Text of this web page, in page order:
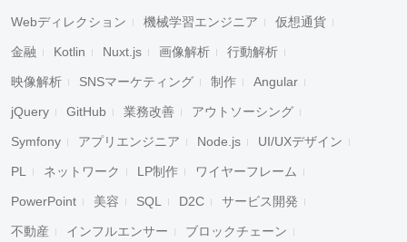
Webディレクション 機械学習エンジニア 仮想通貨
金融 Kotlin Nuxt.js 画像解析 行動解析
映像解析 SNSマーケティング 制作 Angular
jQuery GitHub 業務改善 アウトソーシング
Symfony アプリエンジニア Node.js UI/UXデザイン
PL ネットワーク LP制作 ワイヤーフレーム
PowerPoint 美容 SQL D2C サービス開発
不動産 インフルエンサー ブロックチェーン